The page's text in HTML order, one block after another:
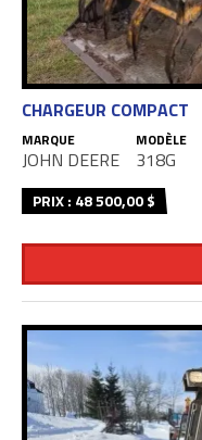
CHARGEUR COMPACT
MARQUE
JOHN DEERE
MODÈLE
318G
PRIX : 48 500,00 $